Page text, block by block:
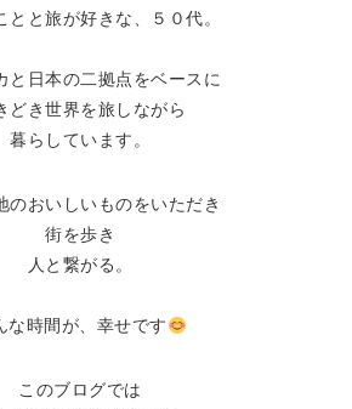
とと旅が好きな、５０代。
と日本の二拠点をベースに
どき世界を旅しながら
暮らしています。
のおいしいものをいただき
街を歩き
人と繋がる。
な時間が、幸せです
このブログでは